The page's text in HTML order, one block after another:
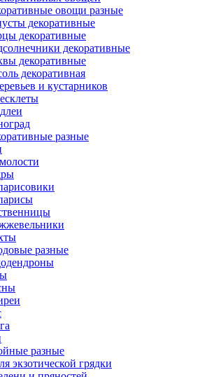
овощи разные
декоративные
декоративные
декоративные
декоративные
декоративная
и кустарников
разные
разные
разные
экзотической грядки